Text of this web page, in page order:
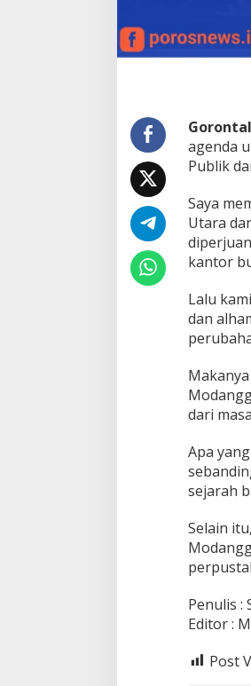
agenda
Publik
Saya
Utara
kantor
Lalu
dan
dari
Apa
sejarah
Selain
Penulis :
Editor :
Post